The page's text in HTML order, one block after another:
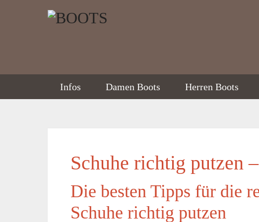
Infos Damen Boots Herren Boots
Schuhe richtig putzen
Die besten Tipps für die
Schuhe richtig putzen